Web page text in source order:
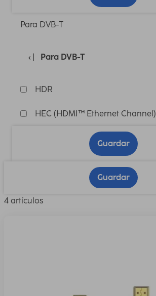
Para DVB-T
Para DVB-T
HDR
HEC (HDMI™ Ethernet Channel)
Guardar
Guardar
4 artículos